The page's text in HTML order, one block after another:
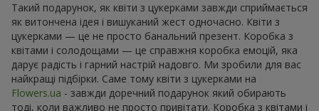
Такий подарунок, як квіти з цукерками завжди сприймається
як витончена ідея і вишуканий жест одночасно. Квіти з
цукерками — це не просто банальний презент. Коробка з
квітами і солодощами — це справжня коробка емоцій, яка
дарує радість і гарний настрій надовго. Ми зробили для вас
найкращі підбірки. Саме тому квіти з цукерками на
Flowers.ua - завжди доречний подарунок який обирають
тоді, коли важливо не просто привітати. Коробка з квітами і